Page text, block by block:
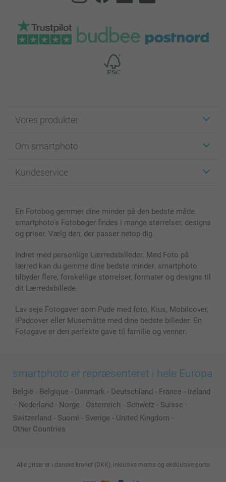
Vores produkter
Fotokort
Fotobøger
Cover til mobil & tablet
MyNameBook
Fotorammer & Tilbehør
Alle fotoprodukter
Om smartphoto
For affiliate
Sitemap
Betingelser og garantier
Kundeservice
smartbonus
Priser & betaling
En Fotobog gemmer dine minder på den bedste måde.
smartphoto's Fotobøger findes i mange størrelser, designs
og priser. Vælg den, der passer netop dig.
Indret med personlige Lærredsbilleder. Med Foto på
lærred kan du gemme dine bedste minder. smartphoto
tilbyder flere, forskellige størrelser, formater og designs til
dit Lærredsbillede.
Lav seje Fotogaver som Pude med foto, Krus, Mobilcover,
iPadcover eller Musemåtte med dine bedste billeder. En
Fotogave er den perfekte gave til familie og venner.
smartphoto er repræsenteret i hele Europa
België - Belgique - Danmark - Deutschland - France - Ireland
- Nederland - Norge - Österreich - Schweiz - Suisse -
Switzerland - Suomi - Sverige - United Kingdom -
Other Countries
Alle priser er i danske kroner (DKK), inklusive moms og eksklusive porto